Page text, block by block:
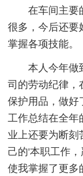
在车间主要
很多，今后还要
掌握各项技能。
本人今年做
司的劳动纪律，
保护用品，做好
工作总结在全年
业上还要为断刻
己的'本职工作
使我掌握了更多